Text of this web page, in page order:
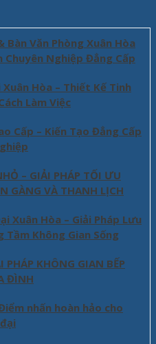
Bàn Văn Phòng Xuân Hòa
Chuyên Nghiệp Đẳng Cấp
Hòa – Thiết Kế Tinh
Làm Việc
Cấp – Kiến Tạo Đẳng Cấp
– GIẢI PHÁP TỐI ƯU
GÀNG VÀ THANH LỊCH
Xuân Hòa – Giải Pháp Lưu
Không Gian Sống
PHÁP KHÔNG GIAN BẾP
ĐÌNH
nhấn hoàn hảo cho